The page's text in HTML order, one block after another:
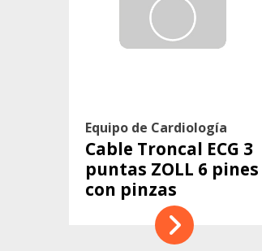
Equipo de Cardiología
Cable Troncal ECG 3
puntas ZOLL 6 pines
con pinzas